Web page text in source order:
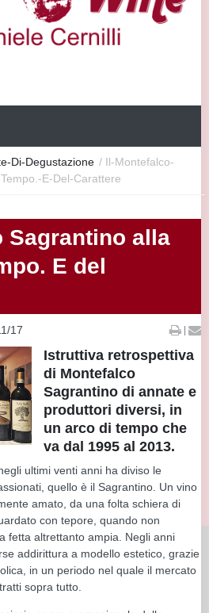
Di-Degustazione / Il-Montefalco-
E-Del-Carattere
Sagrantino alla
E del
17 |
Istruttiva retrospettiva
di Montefalco
Sagrantino di annate e
produttori diversi, in
un arco di tempo che
va dal 1995 al 2013.
ultimi venti anni ha diviso le
quello è il Sagrantino. Un vino
amato, da una folta schiera di
con tepore, quando non
fetta altrettanto ampia. Negli anni
addirittura a modello estetico, grazie
in un periodo nel quale il mercato
sopra tutto.